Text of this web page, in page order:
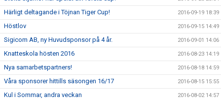
Härligt deltagande i Töjnan Tiger Cup! 2016-09-19 18:39
Höstlov 2016-09-15 14:49
Sigicom AB, ny Huvudsponsor på 4 år. 2016-09-01 14:06
Knatteskola hösten 2016 2016-08-23 14:19
Nya samarbetspartners! 2016-08-18 14:59
Våra sponsorer hittills säsongen 16/17 2016-08-15 15:55
Kul i Sommar, andra veckan 2016-08-02 14:57